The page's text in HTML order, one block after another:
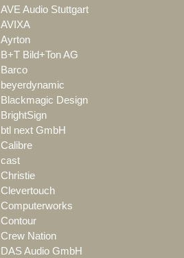
AVE Audio Stuttgart
AVIXA
Ayrton
B+T Bild+Ton AG
Barco
beyerdynamic
Blackmagic Design
BrightSign
btl next GmbH
Calibre
cast
Christie
Clevertouch
Computerworks
Contour
Crew Nation
DAS Audio GmbH